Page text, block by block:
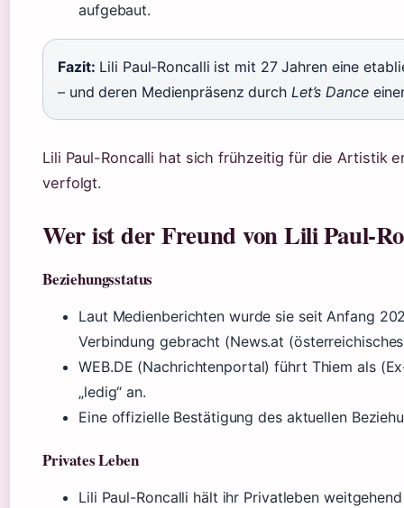
aufgebaut.
Fazit: Lili Paul-Roncalli ist mit 27 Jahren eine
– und deren Medienpräsenz durch Let’s Dance
Lili Paul-Roncalli hat sich frühzeitig für die Artistik
verfolgt.
Wer ist der Freund von Lili Paul-
Beziehungsstatus
Laut Medienberichten wurde sie seit Anfang
Verbindung gebracht (News.at
WEB.DE (Nachrichtenportal) führt Thiem als
„ledig“ an.
Eine offizielle Bestätigung des aktuellen
Privates Leben
Lili Paul-Roncalli hält ihr Privatleben